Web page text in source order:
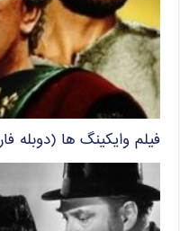
فیلم وایکینگ ها (دوبله